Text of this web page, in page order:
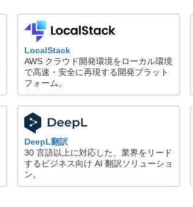
LocalStack
AWS クラウド開発環境をローカル環境
で高速・安全に再現する開発プラット
フォーム。
DeepL翻訳
30 言語以上に対応した、業界をリード
するビジネス向け AI 翻訳ソリューショ
ン。